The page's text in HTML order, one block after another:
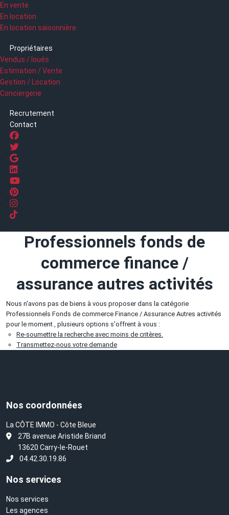
En vente
En location
En location saisonnière
Propriétaires
Vendus / loués
Estimation / Vente
Gestion / Location
Conciergerie
Recrutement
Contact
Professionnels fonds de
commerce finance /
assurance autres activités
Nous n'avons pas de biens à vous proposer dans la catégorie
Professionnels Fonds de commerce Finance / Assurance Autres activités
pour le moment , plusieurs options s'offrent à vous :
Re-soumettre la recherche avec moins de critères.
Transmettez-nous votre demande
Nos coordonnées
La CÔTE IMMO - Côte Bleue
27B avenue Aristide Briand
13620 Carry-le-Rouet
04.42.30.19.86
Nos services
Nos services
Les agences